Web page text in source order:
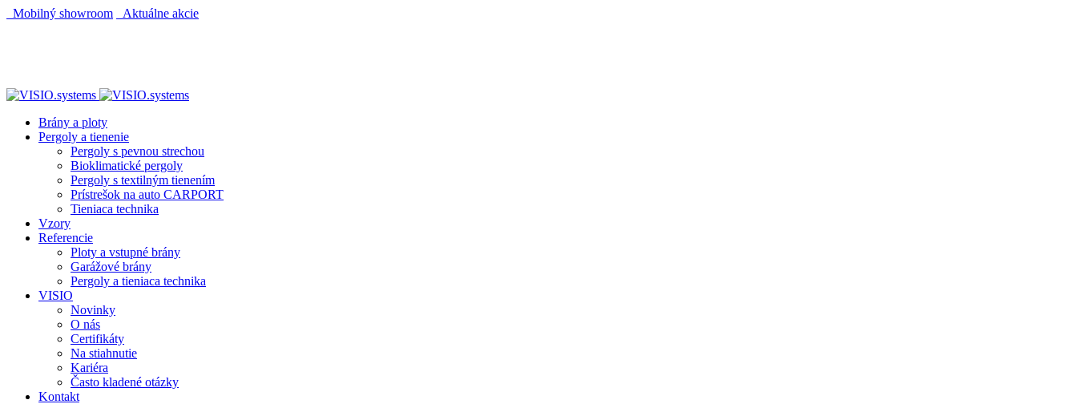
Mobilný showroom
Aktuálne akcie
Brány a ploty
Pergoly a tienenie
Pergoly s pevnou strechou
Bioklimatické pergoly
Pergoly s textilným tienením
Prístrešok na auto CARPORT
Tieniaca technika
Vzory
Referencie
Ploty a vstupné brány
Garážové brány
Pergoly a tieniaca technika
VISIO
Novinky
O nás
Certifikáty
Na stiahnutie
Kariéra
Často kladené otázky
Kontakt